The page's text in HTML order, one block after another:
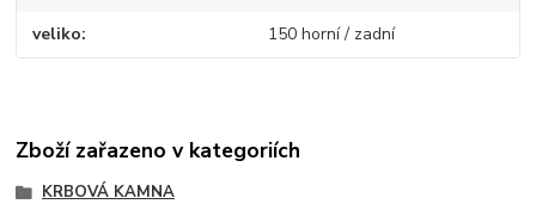
veliko 150 horní / zadní
Zboží zařazeno v kategoriích
KRBOVÁ KAMNA